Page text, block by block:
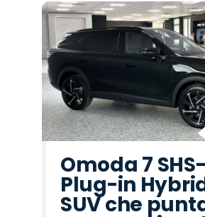
Omoda 7
Plug-in
SUV che